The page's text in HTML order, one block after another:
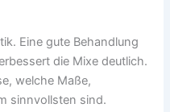
Eine gute Behandlung
die Mixe deutlich.
welche Maße,
sinnvollsten sind.